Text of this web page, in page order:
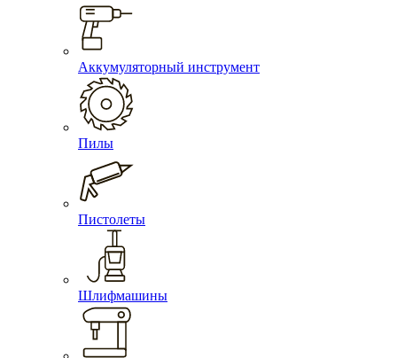
Аккумуляторный инструмент
Пилы
Пистолеты
Шлифмашины